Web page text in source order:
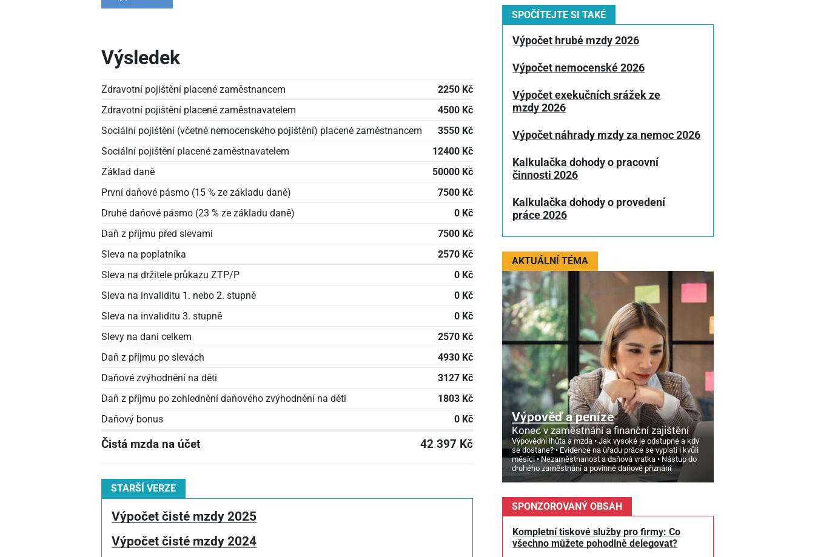
Výsledek
Zdravotní pojištění placené zaměstnancem
2250 Kč
Zdravotní pojištění placené zaměstnavatelem
4500 Kč
Sociální pojištění (včetně nemocenského pojištění) placené zaměstnancem
3550 Kč
Sociální pojištění placené zaměstnavatelem
12400 Kč
Základ daně
50000 Kč
První daňové pásmo (15 % ze základu daně)
7500 Kč
Druhé daňové pásmo (23 % ze základu daně)
0 Kč
Daň z příjmu před slevami
7500 Kč
Sleva na poplatníka
2570 Kč
Sleva na držitele průkazu ZTP/P
0 Kč
Sleva na invaliditu 1. nebo 2. stupně
0 Kč
Sleva na invaliditu 3. stupně
0 Kč
Slevy na dani celkem
2570 Kč
Daň z příjmu po slevách
4930 Kč
Daňové zvýhodnění na děti
3127 Kč
Daň z příjmu po zohlednění daňového zvýhodnění na děti
1803 Kč
Daňový bonus
0 Kč
Čistá mzda na účet 42 397 Kč
STARŠÍ VERZE
Výpočet čisté mzdy 2025
Výpočet čisté mzdy 2024
SPOČÍTEJTE SI TAKÉ
Výpočet hrubé mzdy 2026
Výpočet nemocenské 2026
Výpočet exekučních srážek ze
mzdy 2026
Výpočet náhrady mzdy za nemoc 2026
Kalkulačka dohody o pracovní
činnosti 2026
Kalkulačka dohody o provedení
práce 2026
AKTUÁLNÍ TÉMA
Výpověď a peníze
Konec v zaměstnání a finanční zajištění
Výpovědní lhůta a mzda
Jak vysoké je odstupné a kdy
se dostane?
Evidence na úřadu práce se vyplatí i kvůli
měsíci
Nezaměstnanost a daňová vratka
Nástup do
druhého zaměstnání a povinné daňové přiznání
SPONZOROVANÝ OBSAH
Kompletní tiskové služby pro firmy: Co
všechno můžete pohodlně delegovat?